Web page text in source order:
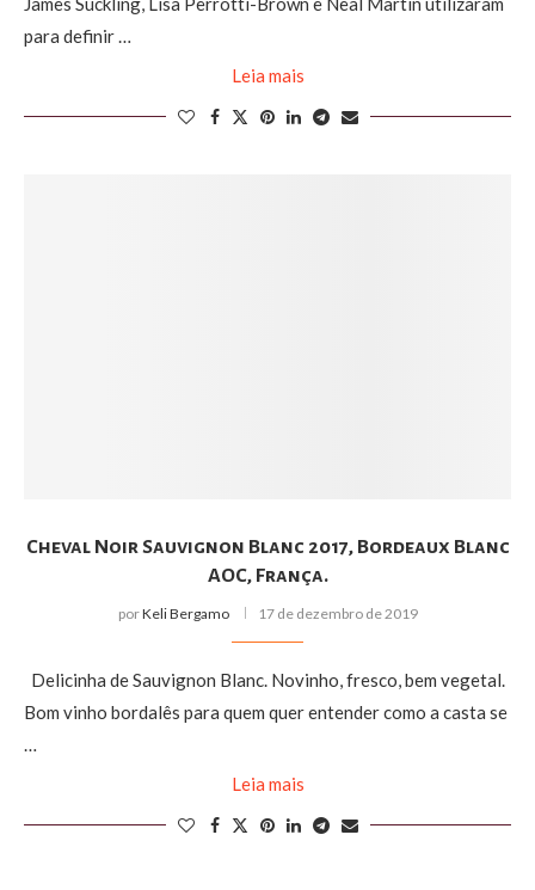
para definir …
Leia mais
Cheval Noir Sauvignon Blanc 2017, Bordeaux Blanc
AOC, França.
porKeli Bergamo 17 de dezembro de 2019
Delicinha de Sauvignon Blanc. Novinho, fresco, bem vegetal.
Bom vinho bordalês para quem quer entender como a casta se
…
Leia mais